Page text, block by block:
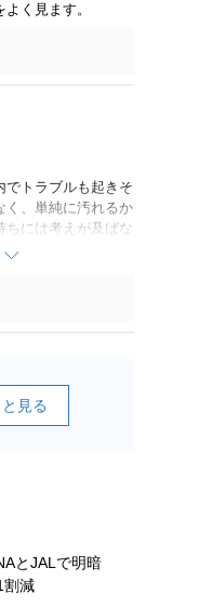
く見ます。
でトラブルも起きそ
く、単純に汚れるか
ちには考えが及ばな
荷物棚を撤去した
含んだプランとす
らった方がシンプ
料金が細分化され
見る
とJALで明暗
割減